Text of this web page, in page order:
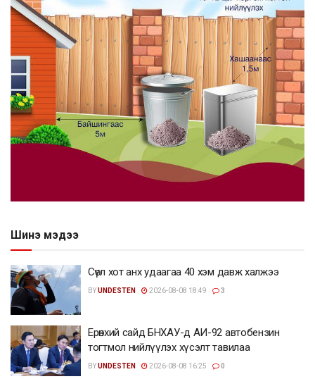
Шинэ мэдээ
Сөүл хот анх удаагаа 40 хэм давж халжээ
BYUNDESTEN 2026-08-08 18:49 3
Ерөнхий сайд БНХАУ-д АИ-92 автобензин
тогтмол нийлүүлэх хүсэлт тавилаа
BYUNDESTEN 2026-08-08 16:25 0